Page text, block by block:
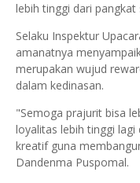
lebih tinggi dari pangkat
Selaku Inspektur
amanatnya
merupakan wujud
dalam kedinasan.
"Semoga prajurit bisa
loyalitas lebih tinggi
kreatif guna
Dandenma Puspomal.